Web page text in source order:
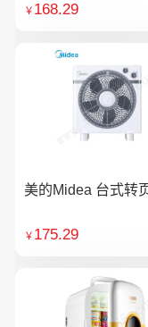
￥ 168.29
美的Midea 台式转
￥ 175.29